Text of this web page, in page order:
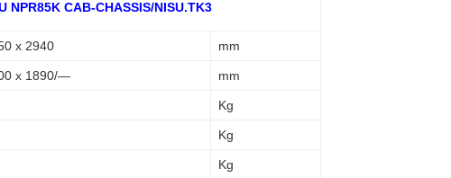
NPR85K CAB-CHASSIS/NISU.TK3
x 2940 mm
x 1890/— mm
Kg
Kg
Kg